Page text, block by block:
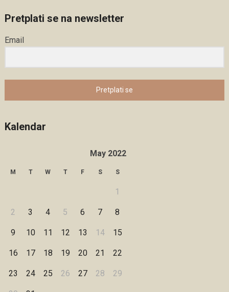
Pretplati se na newsletter
Email
Pretplati se
Kalendar
May 2022
M T W T F S S
1
2 3 4 5 6 7 8
9 10 11 12 13 14 15
16 17 18 19 20 21 22
23 24 25 26 27 28 29